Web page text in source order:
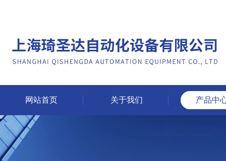
网站首页 关于我们 产品中